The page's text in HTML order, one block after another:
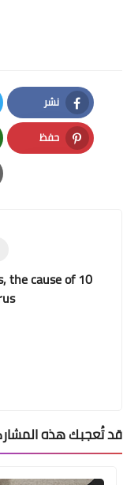
نشر
Facebook
حفظ
Pinterest
the cause of
قد تُعجبك هذه